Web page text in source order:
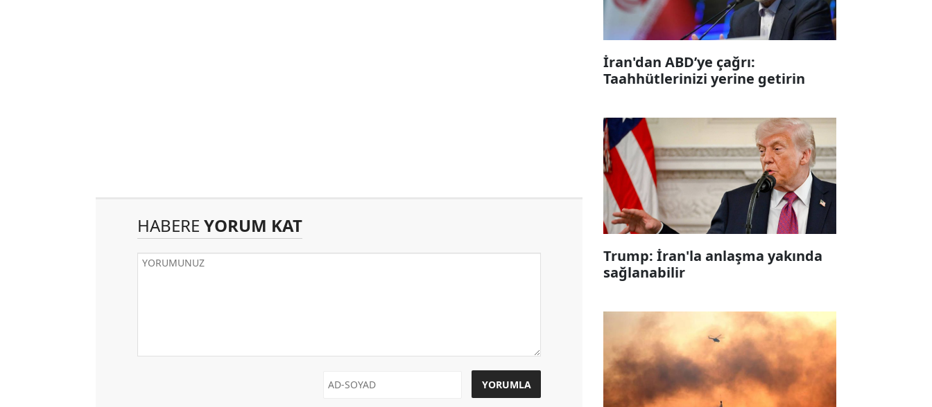
HABERE YORUM KAT
İran'dan ABD’ye çağrı:
Taahhütlerinizi yerine getirin
Trump: İran'la anlaşma yakında
sağlanabilir